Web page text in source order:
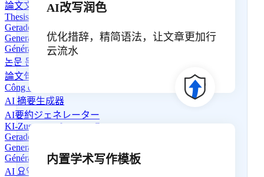
論文文の生成器
Thesis-Satzgenerator
Gerador de Frases de Tese
Generador de Oraciones de Tesis
Générateur de phrases de thèse
논문 문장 생성기
論文句子生成器
Công cụ Tạo Câu Luận Văn
AI 摘要生成器
AI要約ジェネレーター
KI-Zusammenfassungs-Generator
Gerador de Resumos de IA
Generador de Resúmenes de IA
Générateur de Résumé AI
AI 요약 생성기
AI改写润色
优化措辞，精简语法，让文章更加行
云流水
内置学术写作模板